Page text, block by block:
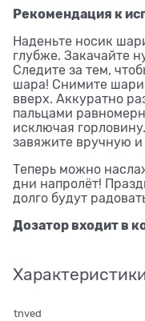
Рекомендация к
Наденьте носик
глубже. Закачайте
Следите за тем,
шара! Снимите
вверх. Аккуратно
пальцами
исключая
завяжите вручную и
Теперь можно
дни напролёт!
долго будут
Дозатор входит в
tnved